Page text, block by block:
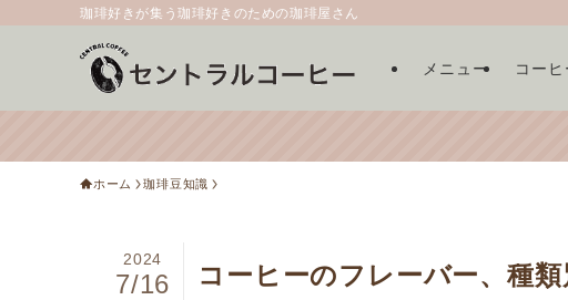
珈琲好きが集う珈琲好きのための珈琲屋さん
メニュー コー
ホーム 珈琲豆知識
コーヒーのフレーバー、種
2024
7/16